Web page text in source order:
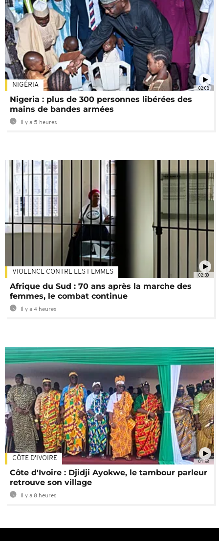
02:08
NIGÉRIA
Nigeria : plus de 300 personnes libérées des
mains de bandes armées
Il y a 5 heures
02:30
VIOLENCE CONTRE LES FEMMES
Afrique du Sud : 70 ans après la marche des
femmes, le combat continue
Il y a 4 heures
01:58
CÔTE D'IVOIRE
Côte d'Ivoire : Djidji Ayokwe, le tambour parleur
retrouve son village
Il y a 8 heures